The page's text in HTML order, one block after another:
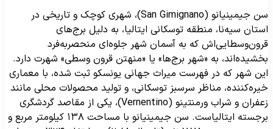
سن جیمینیانو (San Gimignano)، شهری کوچک و تاریخی در
سیه‌نا، منطقه توسکانی ایتالیا، به دلیل برج‌های
که به آسمان شهر جلوه‌ای منحصربه‌فرد
به «شهر برج‌ها» یا «منهتن قرون وسطی» شهرت دارد.
شهر که در فهرست میراث جهانی یونسکو ثبت شده، با معماری
مناظر سرسبز توسکانی، و تولید محصولات محلی مانند
زعفران و شراب ورمنتینو (Vernentino)، یکی از مقاصد گردشگری
برجسته ایتالیاست. سن جیمینیانو با مساحت ۱۳۸ کیلومتر مربع و